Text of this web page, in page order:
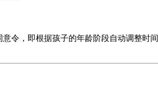
令，即根据孩子的年龄阶段自动调整时间